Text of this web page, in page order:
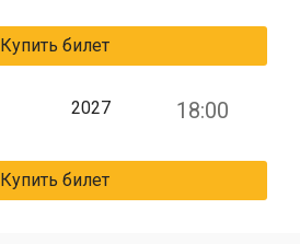
Купить билет
2027 18:00
Купить билет